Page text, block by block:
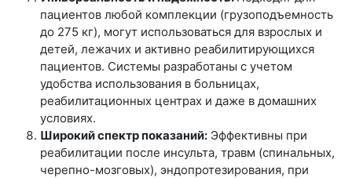
пациентов любой комплекции (грузоподъемность
до 275 кг), могут использоваться для взрослых и
детей, лежачих и активно реабилитирующихся
пациентов. Системы разработаны с учетом
удобства использования в больницах,
реабилитационных центрах и даже в домашних
условиях.
Широкий спектр показаний: Эффективны при
реабилитации после инсульта, травм (спинальных,
черепно-мозговых), эндопротезирования, при